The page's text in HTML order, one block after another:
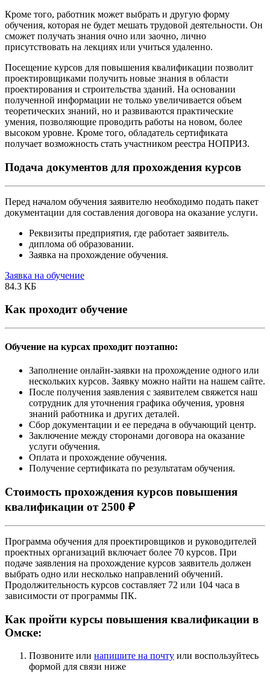
Кроме того, работник может выбрать и другую форму
обучения, которая не будет мешать трудовой деятельности. Он
сможет получать знания очно или заочно, лично
присутствовать на лекциях или учиться удаленно.
Посещение курсов для повышения квалификации позволит
проектировщиками получить новые знания в области
проектирования и строительства зданий. На основании
полученной информации не только увеличивается объем
теоретических знаний, но и развиваются практические
умения, позволяющие проводить работы на новом, более
высоком уровне. Кроме того, обладатель сертификата
получает возможность стать участником реестра НОПРИЗ.
Подача документов для прохождения курсов
Перед началом обучения заявителю необходимо подать пакет
документации для составления договора на оказание услуги.
Реквизиты предприятия, где работает заявитель.
диплома об образовании.
Заявка на прохождение обучения.
Заявка на обучение
84.3 КБ
Как проходит обучение
Обучение на курсах проходит поэтапно:
Заполнение онлайн-заявки на прохождение одного или
нескольких курсов. Заявку можно найти на нашем сайте.
После получения заявления с заявителем свяжется наш
сотрудник для уточнения графика обучения, уровня
знаний работника и других деталей.
Сбор документации и ее передача в обучающий центр.
Заключение между сторонами договора на оказание
услуги обучения.
Оплата и прохождение обучения.
Получение сертификата по результатам обучения.
Стоимость прохождения курсов повышения
квалификации от 2500 ₽
Программа обучения для проектировщиков и руководителей
проектных организаций включает более 70 курсов. При
подаче заявления на прохождение курсов заявитель должен
выбрать одно или несколько направлений обучений.
Продолжительность курсов составляет 72 или 104 часа в
зависимости от программы ПК.
Как пройти курсы повышения квалификации в
Омске:
Позвоните или напишите на почту или воспользуйтесь
формой для связи ниже